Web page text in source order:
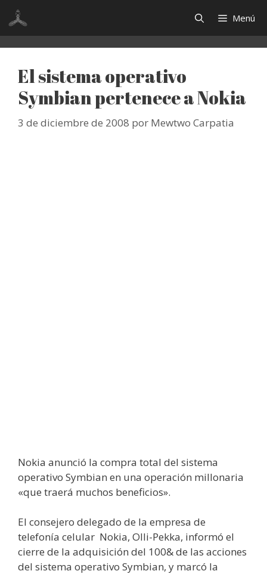
Saltar
contenido
Menú
El sistema operativo
Symbian pertenece a Nokia
3 de diciembre de 2008 por Mewtwo Carpatia
Nokia anunció la compra total del sistema
operativo Symbian en una operación millonaria
«que traerá muchos beneficios».
El consejero delegado de la empresa de
telefonía celular Nokia, Olli-Pekka, informó el
cierre de la adquisición del 100& de las acciones
del sistema operativo Symbian, y marcó la